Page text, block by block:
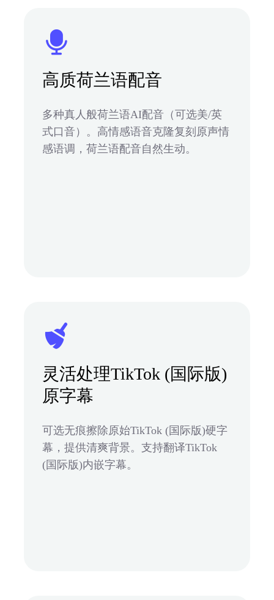
高质荷兰语配音
多种真人般荷兰语AI配音（可选美/英
式口音）。高情感语音克隆复刻原声情
感语调，荷兰语配音自然生动。
灵活处理TikTok (国际版)
原字幕
可选无痕擦除原始TikTok (国际版)硬字
幕，提供清爽背景。支持翻译TikTok
(国际版)内嵌字幕。